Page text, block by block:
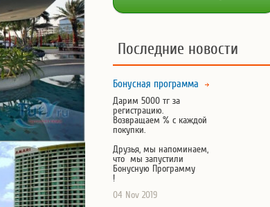
Последние новости
Бонусная программа
Дарим 5000 тг за
регистрацию.
Возвращаем % с каждой
покупки.
Друзья, мы напоминаем,
что мы запустили
Бонусную Программу
!
04 Nov 2019